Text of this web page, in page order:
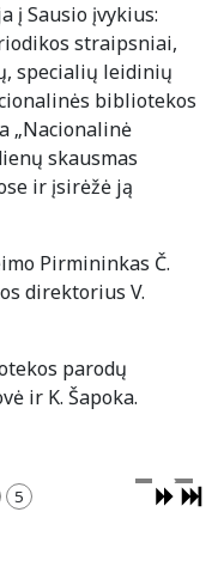
į Sausio įvykius:
straipsniai,
specialių leidinių
bibliotekos
„Nacionalinė
skausmas
ir įsirėžė ją
Pirmininkas Č.
direktorius V.
parodų
ir K. Šapoka.
5